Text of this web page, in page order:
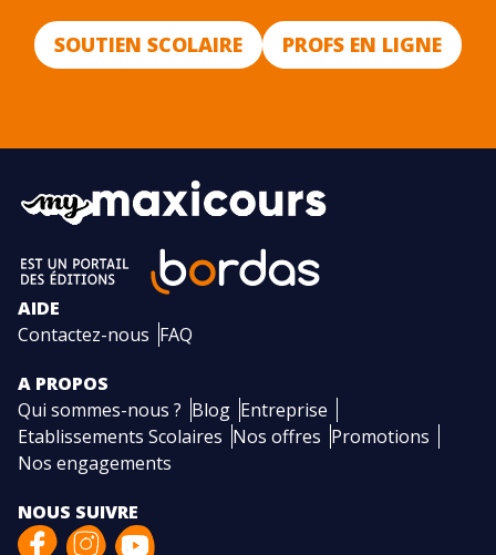
SOUTIEN SCOLAIRE PROFS EN LIGNE
AIDE
Contactez-nous FAQ
A PROPOS
Qui sommes-nous ? Blog Entreprise
Etablissements Scolaires Nos offres Promotions
Nos engagements
NOUS SUIVRE